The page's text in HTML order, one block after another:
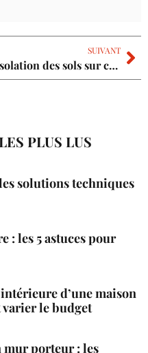
SUIVANT
Isolation des sols sur carrelage
PLUS LUS
solutions techniques
: les 5 astuces pour
d’une maison
varier le budget
mur porteur : les